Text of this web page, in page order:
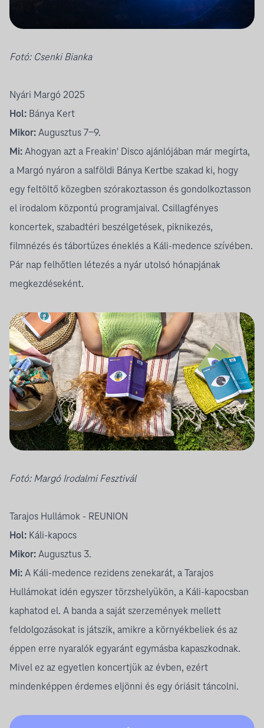
Fotó: Csenki Bianka
Nyári Margó 2025
Hol: Bánya Kert
Mikor: Augusztus 7-9.
Mi: Ahogyan azt a Freakin' Disco ajánlójában már megírta,
a Margó nyáron a salföldi Bánya Kertbe szakad ki, hogy
egy feltöltő közegben szórakoztasson és gondolkoztasson
el irodalom központú programjaival. Csillagfényes
koncertek, szabadtéri beszélgetések, piknikezés,
filmnézés és tábortüzes éneklés a Káli-medence szívében.
Pár nap felhőtlen létezés a nyár utolsó hónapjának
megkezdéseként.
Fotó: Margó Irodalmi Fesztivál
Tarajos Hullámok - REUNION
Hol: Káli-kapocs
Mikor: Augusztus 3.
Mi: A Káli-medence rezidens zenekarát, a Tarajos
Hullámokat idén egyszer törzshelyükön, a Káli-kapocsban
kaphatod el. A banda a saját szerzemények mellett
feldolgozásokat is játszik, amikre a környékbeliek és az
éppen erre nyaralók egyaránt egymásba kapaszkodnak.
Mivel ez az egyetlen koncertjük az évben, ezért
mindenképpen érdemes eljönni és egy óriásit táncolni.